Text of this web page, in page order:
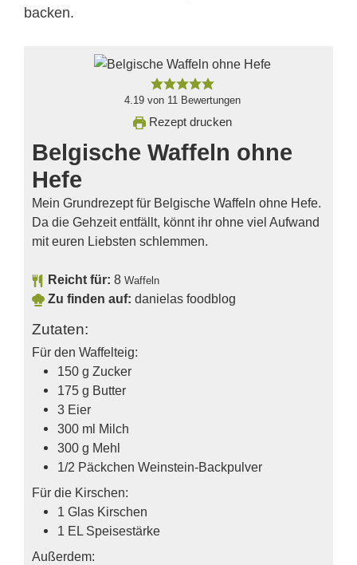
backen.
4.19 von 11 Bewertungen
Rezept drucken
Belgische Waffeln ohne
Hefe
Mein Grundrezept für Belgische Waffeln ohne Hefe.
Da die Gehzeit entfällt, könnt ihr ohne viel Aufwand
mit euren Liebsten schlemmen.
Reicht für: 8 Waffeln
Zu finden auf: danielas foodblog
Zutaten:
Für den Waffelteig:
150 g Zucker
175 g Butter
3 Eier
300 ml Milch
300 g Mehl
1/2 Päckchen Weinstein-Backpulver
Für die Kirschen:
1 Glas Kirschen
1 EL Speisestärke
Außerdem: